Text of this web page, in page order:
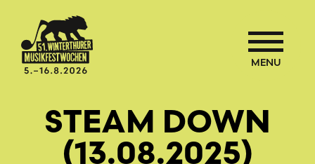
MENU
STEAM DOWN
(13.08.2025)